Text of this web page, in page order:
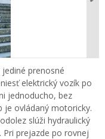
prenosné
elektrický vozík po
jednoducho, bez
je ovládaný motoricky.
slúži hydraulický
prejazde po rovnej